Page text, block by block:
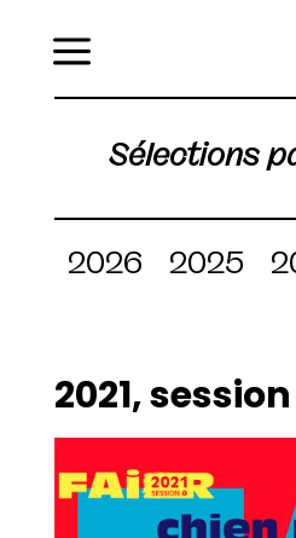
Sélections
2026 2025
2021, session